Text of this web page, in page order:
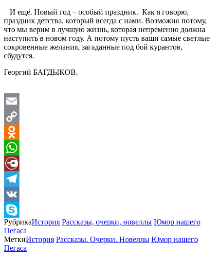
И ещё. Новый год – особый праздник. Как я говорю,
праздник детства, который всегда с нами. Возможно потому,
что мы верим в лучшую жизнь, которая непременно должна
наступить в новом году. А потому пусть ваши самые светлые
сокровенные желания, загаданные под бой курантов,
сбудутся.
Георгий БАГДЫКОВ.
Email
Copy
Link
Odnoklassniki
WhatsApp
Diary.Ru
Telegram
VK
Skype
РубрикаИстория Рассказы, очерки, новеллы Юмор нашего
Пегаса
МеткиИстория Рассказы. Очерки. Новеллы Юмор нашего
Пегаса